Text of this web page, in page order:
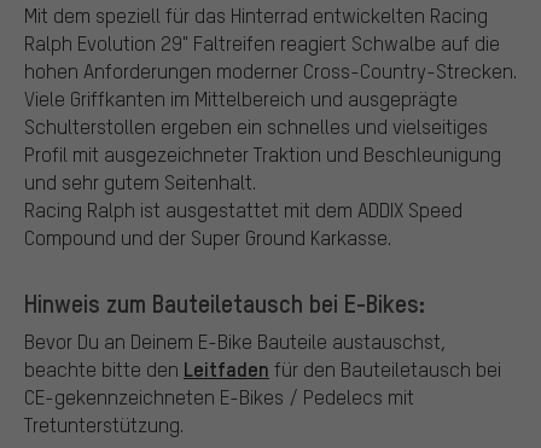
Mit dem speziell für das Hinterrad entwickelten Racing
Ralph Evolution 29" Faltreifen reagiert Schwalbe auf die
hohen Anforderungen moderner Cross-Country-Strecken.
Viele Griffkanten im Mittelbereich und ausgeprägte
Schulterstollen ergeben ein schnelles und vielseitiges
Profil mit ausgezeichneter Traktion und Beschleunigung
und sehr gutem Seitenhalt.
Racing Ralph ist ausgestattet mit dem ADDIX Speed
Compound und der Super Ground Karkasse.
Hinweis zum Bauteiletausch bei E-Bikes:
Bevor Du an Deinem E-Bike Bauteile austauschst,
beachte bitte den Leitfaden für den Bauteiletausch bei
CE-gekennzeichneten E-Bikes / Pedelecs mit
Tretunterstützung.